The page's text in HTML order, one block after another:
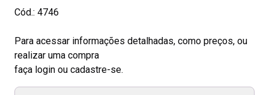
Cód.: 4746
Para acessar informações detalhadas, como preços, ou
realizar uma compra
faça login ou cadastre-se.